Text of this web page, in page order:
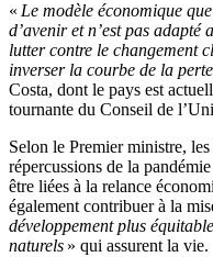
« Le modèle économique
d’avenir et n’est pas
lutter contre le changement
inverser la courbe de la
Costa, dont le pays est
tournante du Conseil de
Selon le Premier ministre,
répercussions de la
être liées à la relance
également contribuer à la
développement plus
naturels » qui assurent la vie.